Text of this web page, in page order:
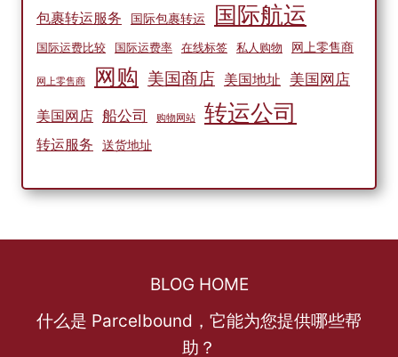
包裹转运服务 国际包裹转运 国际航运
国际运费比较 国际运费率 在线标签 私人购物 网上零售商
网上零售商 网购 美国商店 美国地址 美国网店
美国网店 船公司 购物网站 转运公司
转运服务 送货地址
BLOG HOME
什么是 Parcelbound，它能为您提供哪些帮
助？